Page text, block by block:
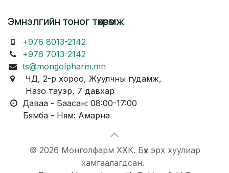
Эмнэлгийн тоног төхөөрөмж
+976 8013-2142
+976 7013-2142
ts@mongolpharm.mn
ЧД, 2-р хороо, Жуулчны гудамж,
Назо тауэр, 7 давхар
Даваа - Баасан: 08:00-17:00
Бямба - Ням: Амарна
© 2026 Монголфарм ХХК. Бүх эрх хуулиар
хамгаалагдсан.